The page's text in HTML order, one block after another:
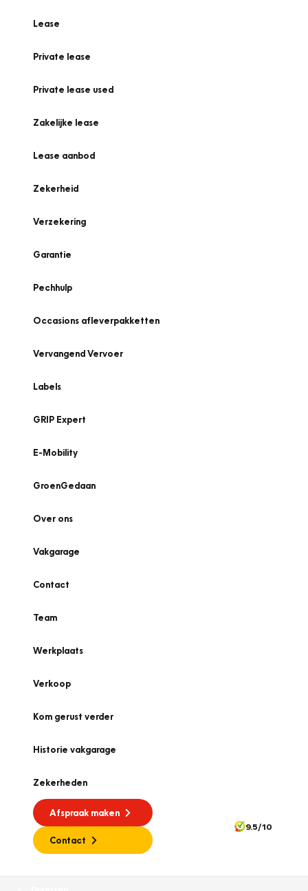
Lease
Private lease
Private lease used
Zakelijke lease
Lease aanbod
Zekerheid
Verzekering
Garantie
Pechhulp
Occasions afleverpakketten
Vervangend Vervoer
Labels
GRIP Expert
E-Mobility
GroenGedaan
Over ons
Vakgarage
Contact
Team
Werkplaats
Verkoop
Kom gerust verder
Historie vakgarage
Zekerheden
Afspraak maken
Contact
9.5/10